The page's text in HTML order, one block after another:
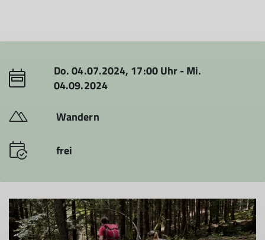
Do. 04.07.2024, 17:00 Uhr - Mi.
04.09.2024
Wandern
frei